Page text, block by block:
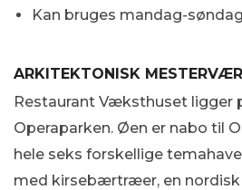
Kan bruges mandag-
ARKITEKTONISK
Restaurant Væksthuset ligger
Operaparken. Øen er nabo til
hele seks forskellige
med kirsebærtræer, en nordisk